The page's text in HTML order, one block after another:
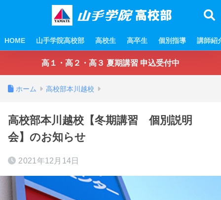
HOME 山手学院高校部 高校生 高卒生 個別指導 講師紹
高１・高２・高３ 夏期講習 申込受付中
ホーム 高校部本川越校
高校部本川越校【冬期講習 個別説明
会】のお知らせ
2021年12月14日